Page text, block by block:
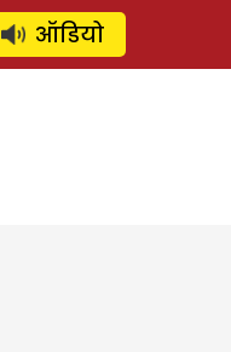
SUBSCRIBE
ऑडियो